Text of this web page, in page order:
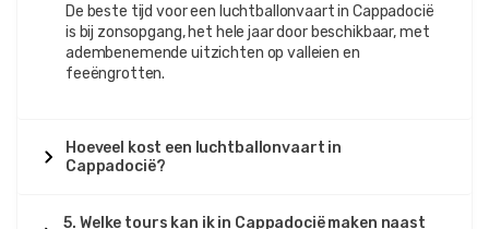
De beste tijd voor een luchtballonvaart in Cappadocië
is bij zonsopgang, het hele jaar door beschikbaar, met
adembenemende uitzichten op valleien en
feeëngrotten.
Hoeveel kost een luchtballonvaart in
Cappadocië?
5. Welke tours kan ik in Cappadocië maken naast